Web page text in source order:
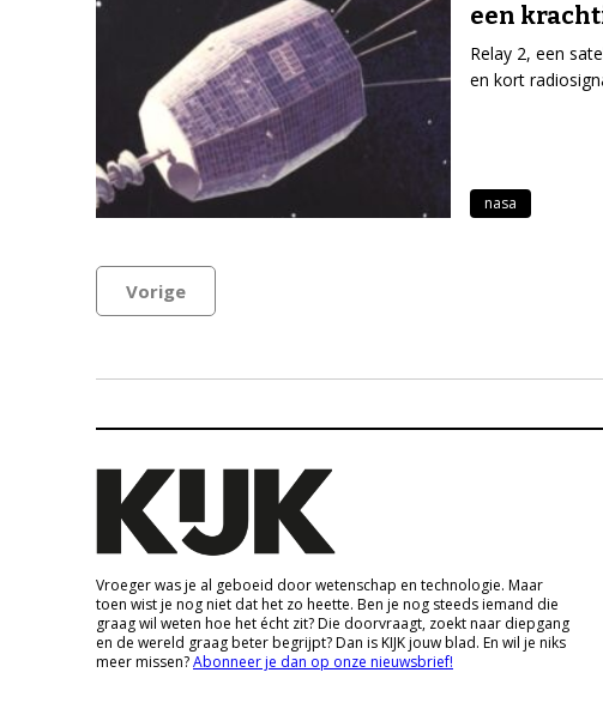
een
Relay 2, een
en kort
nasa
Vorige
Vroeger was je al geboeid door wetenschap en technologie. Maar
toen wist je nog niet dat het zo heette. Ben je nog steeds iemand die
graag wil weten hoe het écht zit? Die doorvraagt, zoekt naar diepgang
en de wereld graag beter begrijpt? Dan is KIJK jouw blad. En wil je niks
meer missen?Abonneer je dan op onze nieuwsbrief!